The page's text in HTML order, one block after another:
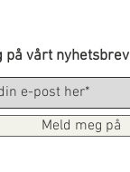
på vårt nyhetsbrev
Meld meg på